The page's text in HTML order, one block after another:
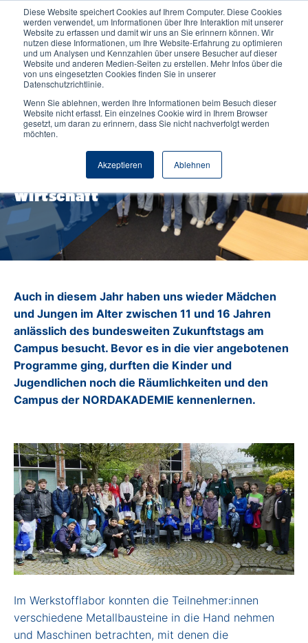
Diese Website speichert Cookies auf Ihrem Computer. Diese Cookies
werden verwendet, um Informationen über Ihre Interaktion mit unserer
Website zu erfassen und damit wir uns an Sie erinnern können. Wir
nutzen diese Informationen, um Ihre Website-Erfahrung zu optimieren
und um Analysen und Kennzahlen über unsere Besucher auf dieser
Website und anderen Medien-Seiten zu erstellen. Mehr Infos über die
von uns eingesetzten Cookies finden Sie in unserer
Datenschutzrichtlinie.
Wenn Sie ablehnen, werden Ihre Informationen beim Besuch dieser
Website nicht erfasst. Ein einzelnes Cookie wird in Ihrem Browser
gesetzt, um daran zu erinnern, dass Sie nicht nachverfolgt werden
möchten.
Akzeptieren Ablehnen
2.05.2024 Sonstiges
Girls' and Boys' Day 2024 -
Zukunftstag an der
NORDAKADEMIE Hochschule der
Wirtschaft
Auch in diesem Jahr haben uns wieder Mädchen
und Jungen im Alter zwischen 11 und 16 Jahren
anlässlich des bundesweiten Zukunftstags am
Campus besucht. Bevor es in die vier angebotenen
Programme ging, durften die Kinder und
Jugendlichen noch die Räumlichkeiten und den
Campus der NORDAKADEMIE kennenlernen.
Im Werkstofflabor konnten die Teilnehmer:innen
verschiedene Metallbausteine in die Hand nehmen
und Maschinen betrachten, mit denen die